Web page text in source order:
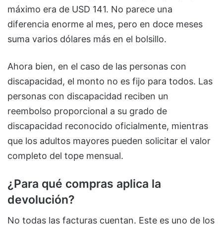
máximo era de USD 141. No parece una
diferencia enorme al mes, pero en doce meses
suma varios dólares más en el bolsillo.
Ahora bien, en el caso de las personas con
discapacidad, el monto no es fijo para todos. Las
personas con discapacidad reciben un
reembolso proporcional a su grado de
discapacidad reconocido oficialmente, mientras
que los adultos mayores pueden solicitar el valor
completo del tope mensual.
¿Para qué compras aplica la
devolución?
No todas las facturas cuentan. Este es uno de los